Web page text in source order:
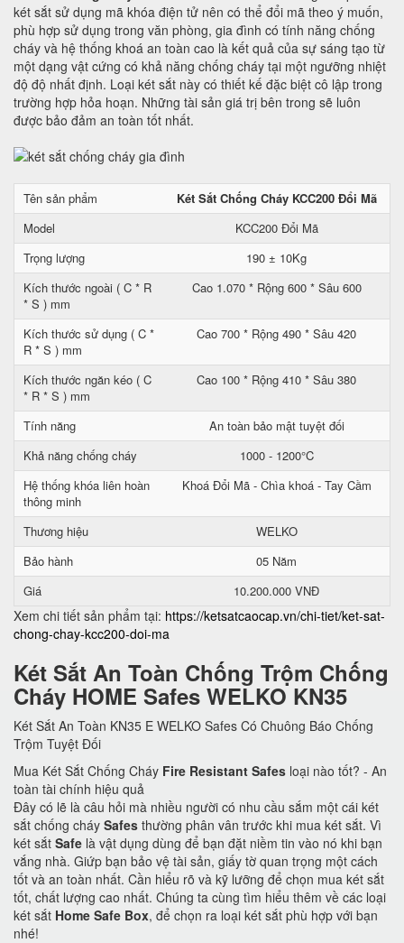
két sắt sử dụng mã khóa điện tử nên có thể đổi mã theo ý muốn,
phù hợp sử dụng trong văn phòng, gia đình có tính năng chống
cháy và hệ thống khoá an toàn cao là kết quả của sự sáng tạo từ
một dạng vật cứng có khả năng chống cháy tại một ngưỡng nhiệt
độ độ nhất định. Loại két sắt này có thiết kế đặc biệt cô lập trong
trường hợp hỏa hoạn. Những tài sản giá trị bên trong sẽ luôn
được bảo đảm an toàn tốt nhất.
Tên sản phẩm
Két Sắt Chống Cháy KCC200 Đổi Mã
Model
KCC200 Đổi Mã
Trọng lượng
190 ± 10Kg
Kích thước ngoài ( C * R
* S ) mm
Cao 1.070 * Rộng 600 * Sâu 600
Kích thước sử dụng ( C *
R * S ) mm
Cao 700 * Rộng 490 * Sâu 420
Kích thước ngăn kéo ( C
* R * S ) mm
Cao 100 * Rộng 410 * Sâu 380
Tính năng
An toàn bảo mật tuyệt đối
Khả năng chống cháy
1000 - 1200°C
Hệ thống khóa liên hoàn
thông minh
Khoá Đổi Mã - Chìa khoá - Tay Cầm
Thương hiệu
WELKO
Bảo hành
05 Năm
Giá
10.200.000 VNĐ
Xem chi tiết sản phẩm tại: https://ketsatcaocap.vn/chi-tiet/ket-sat-
chong-chay-kcc200-doi-ma
Két Sắt An Toàn Chống Trộm Chống
Cháy HOME Safes WELKO KN35
Két Sắt An Toàn KN35 E WELKO Safes Có Chuông Báo Chống
Trộm Tuyệt Đối
Mua Két Sắt Chống Cháy Fire Resistant Safes loại nào tốt? - An
toàn tài chính hiệu quả
Đây có lẽ là câu hỏi mà nhiều người có nhu cầu sắm một cái két
sắt chống cháy Safes thường phân vân trước khi mua két sắt. Vì
két sắt Safe là vật dụng dùng để bạn đặt niềm tin vào nó khi bạn
vắng nhà. Giứp bạn bảo vệ tài sản, giấy tờ quan trọng một cách
tốt và an toàn nhất. Cần hiểu rõ và kỹ lưỡng để chọn mua két sắt
tốt, chất lượng cao nhất. Chúng ta cùng tìm hiểu thêm về các loại
két sắt Home Safe Box, để chọn ra loại két sắt phù hợp với bạn
nhé!